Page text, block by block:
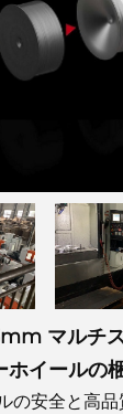
マルチ
ホイールの
の安全と高